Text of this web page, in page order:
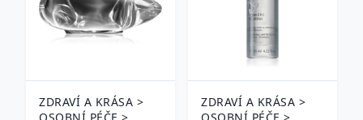
ZDRAVÍ A KRÁSA >
ZDRAVÍ A KRÁSA >